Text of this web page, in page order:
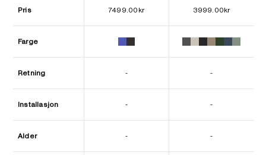
Pris 7499.00 kr 3999.00kr
Farge
Retning - -
Installasjon - -
Alder - -